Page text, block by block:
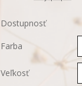
Dostupnosť
Farba
Veľkosť